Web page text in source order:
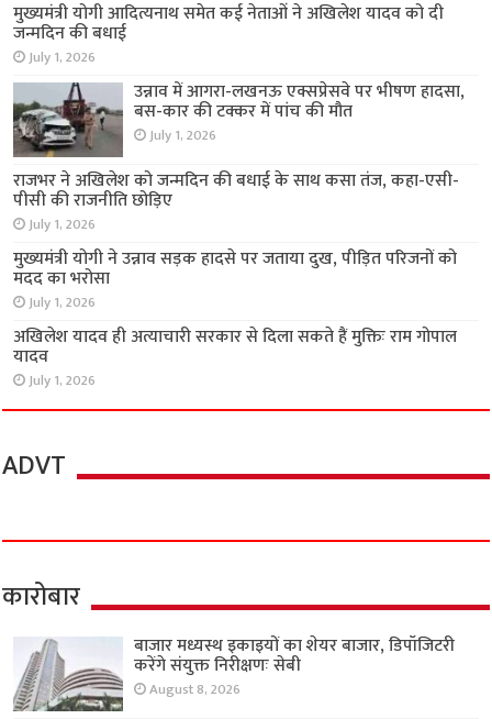
मुख्यमंत्री योगी आदित्यनाथ समेत कई नेताओं ने अखिलेश यादव को दी
जन्मदिन की बधाई
July 1, 2026
उन्नाव में आगरा-लखनऊ एक्सप्रेसवे पर भीषण हादसा,
बस-कार की टक्कर में पांच की मौत
July 1, 2026
राजभर ने अखिलेश को जन्मदिन की बधाई के साथ कसा तंज, कहा-एसी-
पीसी की राजनीति छोड़िए
July 1, 2026
मुख्यमंत्री योगी ने उन्नाव सड़क हादसे पर जताया दुख, पीड़ित परिजनों को
मदद का भरोसा
July 1, 2026
अखिलेश यादव ही अत्याचारी सरकार से दिला सकते हैं मुक्तिः राम गोपाल
यादव
July 1, 2026
ADVT
कारोबार
बाजार मध्यस्थ इकाइयों का शेयर बाजार, डिपॉजिटरी
करेंगे संयुक्त निरीक्षणः सेबी
August 8, 2026